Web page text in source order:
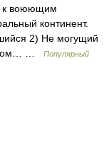
к воюющим
континент.
2) Не могущий
…
Популярный